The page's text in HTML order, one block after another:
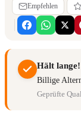
Empfehlen
Hält lange!
Billige
Geprüfte